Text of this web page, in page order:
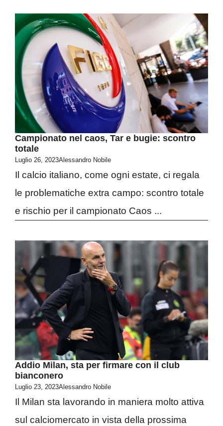
Campionato nel caos, Tar e bugie: scontro
totale
Luglio 26, 2023Alessandro Nobile
Il calcio italiano, come ogni estate, ci regala
le problematiche extra campo: scontro totale
e rischio per il campionato Caos ...
Addio Milan, sta per firmare con il club
bianconero
Luglio 23, 2023Alessandro Nobile
Il Milan sta lavorando in maniera molto attiva
sul calciomercato in vista della prossima